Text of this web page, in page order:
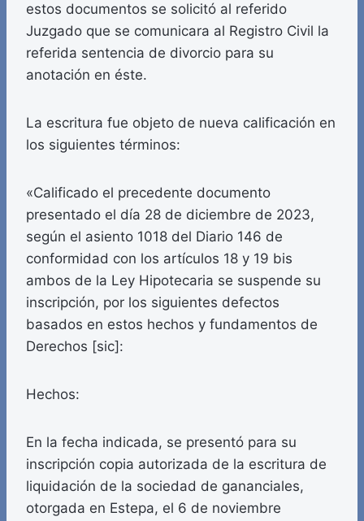
estos documentos se solicitó al referido
Juzgado que se comunicara al Registro Civil la
referida sentencia de divorcio para su
anotación en éste.
La escritura fue objeto de nueva calificación en
los siguientes términos:
«Calificado el precedente documento
presentado el día 28 de diciembre de 2023,
según el asiento 1018 del Diario 146 de
conformidad con los artículos 18 y 19 bis
ambos de la Ley Hipotecaria se suspende su
inscripción, por los siguientes defectos
basados en estos hechos y fundamentos de
Derechos [sic]:
Hechos:
En la fecha indicada, se presentó para su
inscripción copia autorizada de la escritura de
liquidación de la sociedad de gananciales,
otorgada en Estepa, el 6 de noviembre